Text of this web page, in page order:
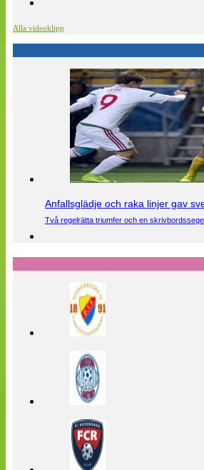
Alla videoklipp
Anfallsglädje och raka linjer gav
Två regelrätta triumfer och en